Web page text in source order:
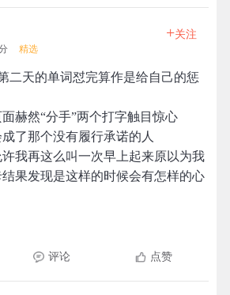
精选
+关注
二天的单词怼完算作是给自己的惩
赫然“分手”两个打字触目惊心
了那个没有履行承诺的人
我再这么叫一次早上起来原以为我
果发现是这样的时候会有怎样的心
评论 点赞